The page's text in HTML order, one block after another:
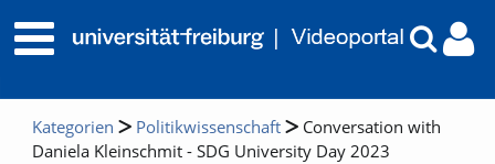
Kategorien Politikwissenschaft
Conversation with
Daniela Kleinschmit - SDG University Day 2023